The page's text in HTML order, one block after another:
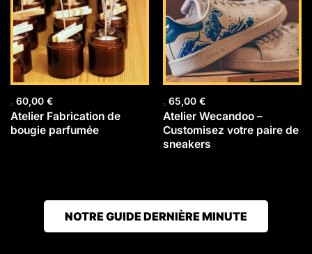
60,00 €
Atelier Fabrication de
bougie parfumée
65,00 €
Atelier Wecandoo –
Customisez votre paire de
sneakers
NOTRE GUIDE DERNIÈRE MINUTE